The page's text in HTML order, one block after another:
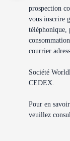
prospection
vous inscrire
téléphonique,
courrier
Société
CEDEX.
Pour en
veuillez